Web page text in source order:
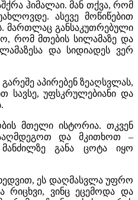
ჰიმალაი. მან თქვა, რომ
ასევე მოწიწებით
მართლაც განსაკუთრებული
რომ მთების სილამაზე და
და სიდიადეს ვერ
გარეშე აპირებენ ზეაღსვლას,
სავსე, უფსკრულებიანი და
მთელი ისტორია. თკვენ
და მკითხოთ –
განა ცოტა იყო
ეს დაღმასვლა უფრო
რიცხვი, ვინც ეცემოდა და